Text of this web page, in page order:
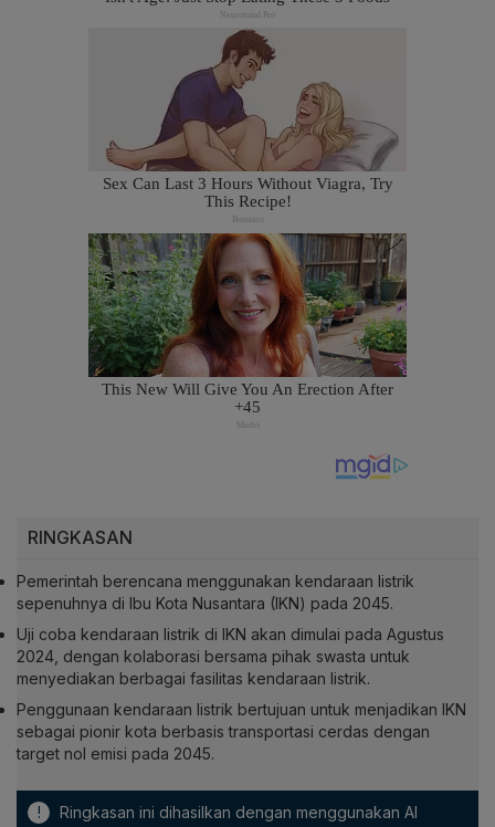
RINGKASAN
Pemerintah berencana menggunakan kendaraan listrik
sepenuhnya di Ibu Kota Nusantara (IKN) pada 2045.
Uji coba kendaraan listrik di IKN akan dimulai pada Agustus
2024, dengan kolaborasi bersama pihak swasta untuk
menyediakan berbagai fasilitas kendaraan listrik.
Penggunaan kendaraan listrik bertujuan untuk menjadikan IKN
sebagai pionir kota berbasis transportasi cerdas dengan
target nol emisi pada 2045.
! Ringkasan ini dihasilkan dengan menggunakan AI